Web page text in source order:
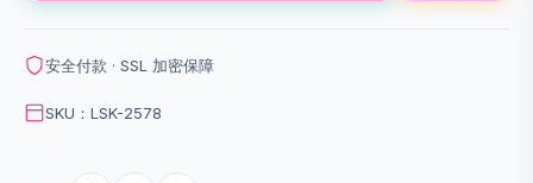
安全付款 · SSL 加密保障
SKU：LSK-2578